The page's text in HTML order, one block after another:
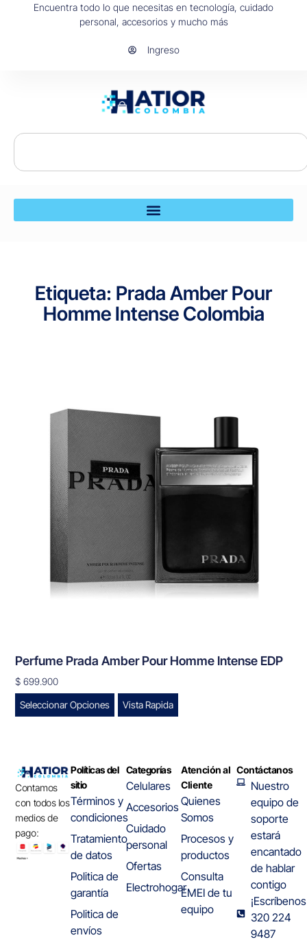
Encuentra todo lo que necesitas en tecnología, cuidado
personal, accesorios y mucho más
Ingreso
Etiqueta: Prada Amber Pour
Homme Intense Colombia
Perfume Prada Amber Pour Homme Intense EDP
$ 699.900
Seleccionar Opciones
Vista Rapida
Contamos
con todos los
medios de
pago:
Políticas del
sitio
Términos y
condiciones
Tratamiento
de datos
Politica de
garantía
Politica de
envíos
Categorías
Celulares
Accesorios
Cuidado
personal
Ofertas
Electrohogar
Atención al
Cliente
Quienes
Somos
Procesos y
productos
Consulta
EMEI de tu
equipo
Contáctanos
Nuestro
equipo de
soporte
estará
encantado
de hablar
contigo
320 224
9487